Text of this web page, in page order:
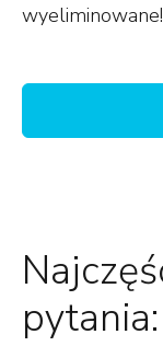
wyeliminowane!
pytania: